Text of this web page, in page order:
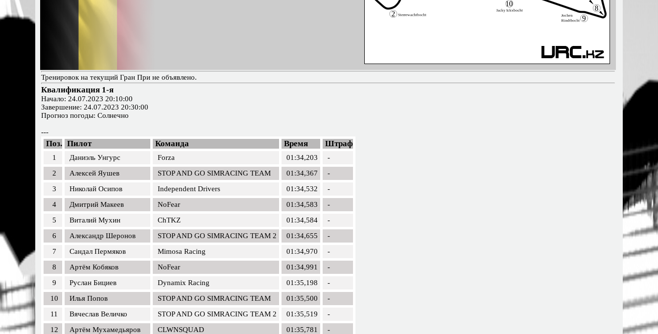
Тренировок на текущий Гран При не объявлено.
Квалификация 1-я
Начало: 24.07.2023 20:10:00
Завершение: 24.07.2023 20:30:00
Прогноз погоды: Солнечно
---
Поз. Пилот Команда Время Штраф
1 Даниэль Унгурс Forza 01:34,203
-
2
Алексей Яушев STOP AND GO SIMRACING TEAM 01:34,367
-
3
Николай Осипов Independent Drivers 01:34,532
-
4
Дмитрий Макеев NoFear 01:34,583
-
5
Виталий Мухин ChTKZ 01:34,584
-
6
Александр Шеронов STOP AND GO SIMRACING TEAM 2 01:34,655
-
7
Сандал Пермяков Mimosa Racing 01:34,970
-
8
Артём Кобяков NoFear 01:34,991
-
9
Руслан Бициев Dynamix Racing 01:35,198
-
10
Илья Попов STOP AND GO SIMRACING TEAM 01:35,500
-
11
Вячеслав Величко STOP AND GO SIMRACING TEAM 2 01:35,519
-
12
Артём Мухамедьяров CLWNSQUAD 01:35,781
-